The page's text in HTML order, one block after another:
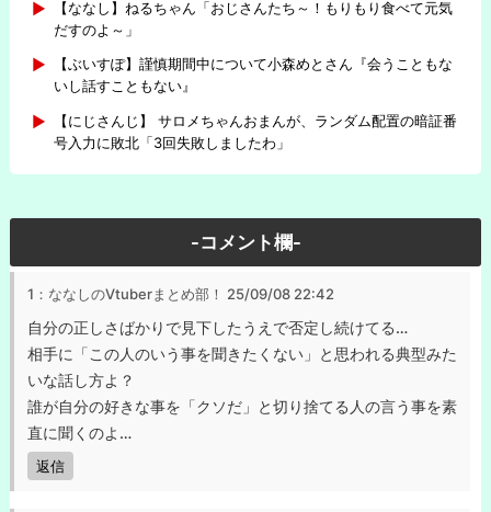
【ななし】ねるちゃん「おじさんたち～！もりもり食べて元気
だすのよ～」
【ぶいすぽ】謹慎期間中について小森めとさん『会うこともな
いし話すこともない』
【にじさんじ】 サロメちゃんおまんが、ランダム配置の暗証番
号入力に敗北「3回失敗しましたわ」
-コメント欄-
1：ななしのVtuberまとめ部！ 25/09/08 22:42
自分の正しさばかりで見下したうえで否定し続けてる…
相手に「この人のいう事を聞きたくない」と思われる典型みた
いな話し方よ？
誰が自分の好きな事を「クソだ」と切り捨てる人の言う事を素
直に聞くのよ…
返信